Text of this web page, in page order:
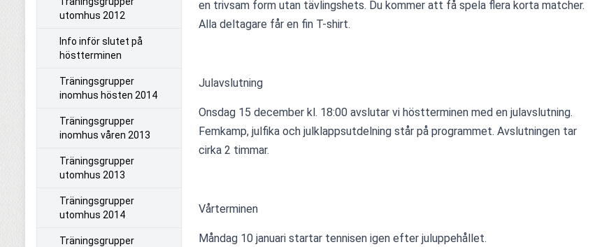
utomhus 2012
Info inför slutet på
höstterminen
Träningsgrupper
inomhus hösten 2014
Träningsgrupper
inomhus våren 2013
Träningsgrupper
utomhus 2013
Träningsgrupper
utomhus 2014
Träningsgrupper
en trivsam form utan tävlingshets. Du kommer att få spela flera korta matcher.
Alla deltagare får en fin T-shirt.
Julavslutning
Onsdag 15 december kl. 18:00 avslutar vi höstterminen med en julavslutning.
Femkamp, julfika och julklappsutdelning står på programmet. Avslutningen tar
cirka 2 timmar.
Vårterminen
Måndag 10 januari startar tennisen igen efter juluppehållet.